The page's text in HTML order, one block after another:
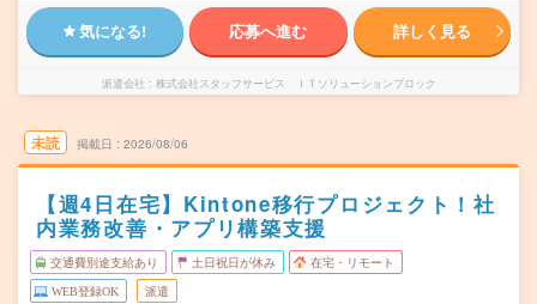
気になる! 応募へ進む 詳しく見る
派遣会社 株式会社スタッフサービス ＩＴソリューションブロック
未読 掲載日 2026/08/06
【週4日在宅】Kintone移行プロジェクト！社
内業務改善・アプリ構築支援
交通費別途支給あり 土日祝日が休み 在宅・リモート
WEB登録OK 派遣